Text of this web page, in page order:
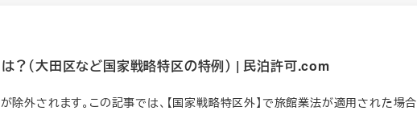
？（大田区など国家戦略特区の特例） | 民泊許可.com
除外されます。この記事では、【国家戦略特区外】で旅館業法が適用された場合